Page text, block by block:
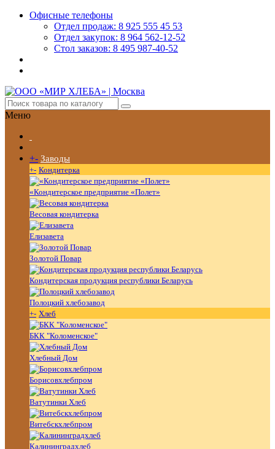
Офисные телефоны
Отдел продаж: 8 925 555 45 53
Отдел закупок: 8 964 562-12-52
Стол заказов: 8 495 987-40-52
Меню
+- Заводы
+- Кондитерка
«Кондитерское предприятие «Полет»
Весовая кондитерка
Елизавета
Золотой Повар
Кондитерская продукция республики Беларусь
Полоцкий хлебозавод
+- Хлеб
БКК "Коломенское"
Хлебный Дом
Борисовхлебпром
Ватутинки Хлеб
Витебскхлебпром
Калининградхлеб